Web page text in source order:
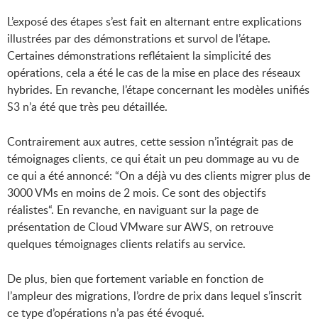
L’exposé des étapes s’est fait en alternant entre explications
illustrées par des démonstrations et survol de l’étape.
Certaines démonstrations reflétaient la simplicité des
opérations, cela a été le cas de la mise en place des réseaux
hybrides. En revanche, l’étape concernant les modèles unifiés
S3 n’a été que très peu détaillée.
Contrairement aux autres, cette session n’intégrait pas de
témoignages clients, ce qui était un peu dommage au vu de
ce qui a été annoncé: “On a déjà vu des clients migrer plus de
3000 VMs en moins de 2 mois. Ce sont des objectifs
réalistes“. En revanche, en naviguant sur la page de
présentation de Cloud VMware sur AWS, on retrouve
quelques témoignages clients relatifs au service.
De plus, bien que fortement variable en fonction de
l’ampleur des migrations, l’ordre de prix dans lequel s’inscrit
ce type d’opérations n’a pas été évoqué.